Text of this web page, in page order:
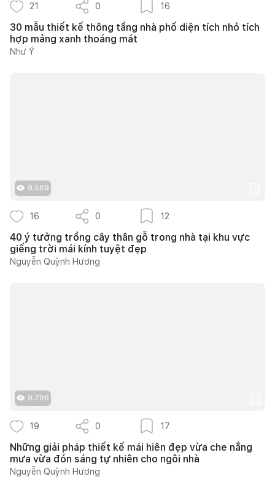
21 0 16
30 mẫu thiết kế thông tầng nhà phố diện tích nhỏ tích
hợp mảng xanh thoáng mát
Như Ý
9.589
16 0 12
40 ý tưởng trồng cây thân gỗ trong nhà tại khu vực
giếng trời mái kính tuyệt đẹp
Nguyễn Quỳnh Hương
9.796
19 0 17
Những giải pháp thiết kế mái hiên đẹp vừa che nắng
mưa vừa đón sáng tự nhiên cho ngôi nhà
Nguyễn Quỳnh Hương